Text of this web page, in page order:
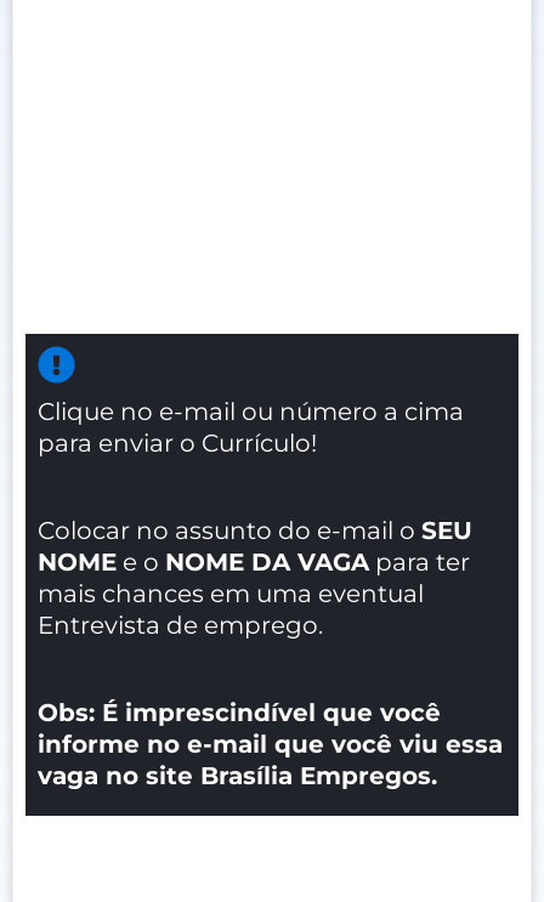
Clique no e-mail ou número a cima
para enviar o Currículo!
Colocar no assunto do e-mail o SEU
NOME e o NOME DA VAGA para ter
mais chances em uma eventual
Entrevista de emprego.
Obs: É imprescindível que você
informe no e-mail que você viu essa
vaga no site Brasília Empregos.